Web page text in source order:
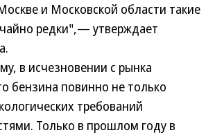
и Московской области такие
редки",— утверждает
в исчезновении с рынка
бензина повинно не только
требований
Только в прошлом году в